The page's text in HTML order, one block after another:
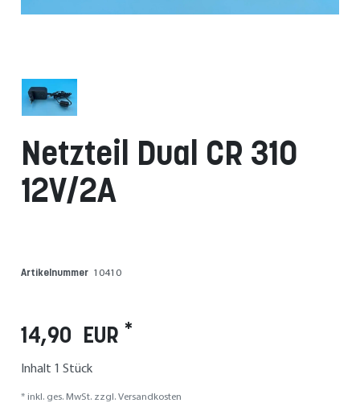
Netzteil Dual CR 310
12V/2A
Artikelnummer 10410
14,90 EUR *
Inhalt 1Stück
* inkl. ges. MwSt. zzgl. Versandkosten